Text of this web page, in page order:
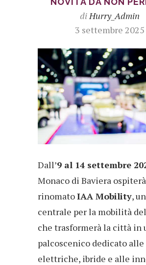
diHurry_Admin
3 settembre 2025
Dall’9 al 14 settembre
Monaco di Baviera
rinomatoIAA Mobility,
centrale per la mobilità
che trasformerà la città in
palcoscenico dedicato alle
elettriche, ibride e alle